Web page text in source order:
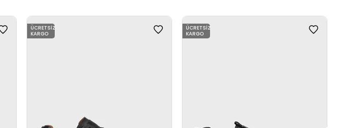
ÜCRETSIZ
KARGO
ÜCRETSIZ
KARGO